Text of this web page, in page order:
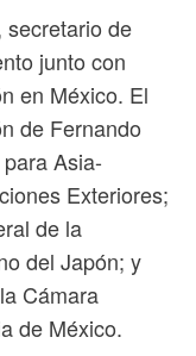
secretario de
junto con
en México. El
de Fernando
Asia-
Exteriores;
de la
del Japón; y
Cámara
de México.